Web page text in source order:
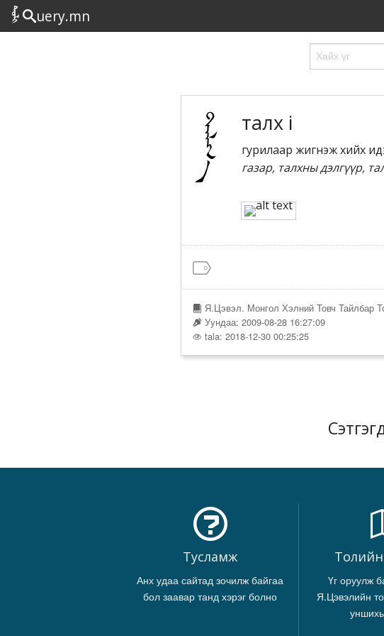
uery.mn
талх i
гурилаар жигнэж хийх
газар, талхны дэлгүүр,
Я.Цэвэл. Монгол Хэлний Товч Тайлбар
Уундаа: 2009-08-28 16:27:09
tala: 2018-12-30 00:25:25
Тусламж
Анх удаа сайтад зочилж байгаа
бол заавар танд хэрэг болно
Үг оруулж
Я.Цэвэлийн